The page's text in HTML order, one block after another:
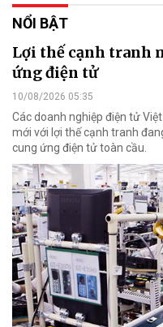
NỔI BẬT
Lợi thế cạnh tranh
ứng điện tử
10/08/2026 05:35
Các doanh nghiệp điện tử
mới với lợi thế cạnh tranh
cung ứng điện tử toàn cầu.